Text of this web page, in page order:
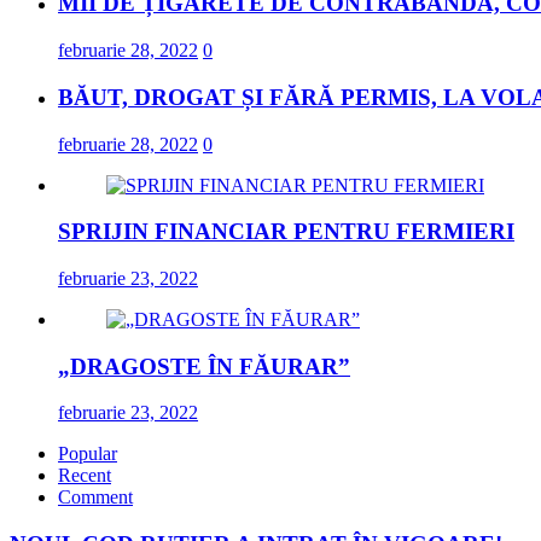
februarie 28, 2022 0
BĂUT, DROGAT ȘI FĂRĂ PERMIS, LA
februarie 28, 2022 0
SPRIJIN FINANCIAR PENTRU FERMIERI
februarie 23, 2022
„DRAGOSTE ÎN FĂURAR”
februarie 23, 2022
Popular
Recent
Comment